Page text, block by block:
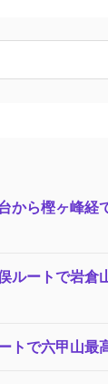
から樫ヶ峰
ルートで岩倉
トで六甲山最